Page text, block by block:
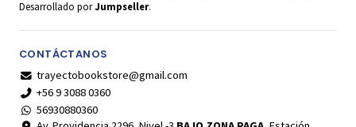
Desarrollado porJumpseller.
CONTÁCTANOS
trayectobookstore@gmail.com
+56 9 3088 0360
56930880360